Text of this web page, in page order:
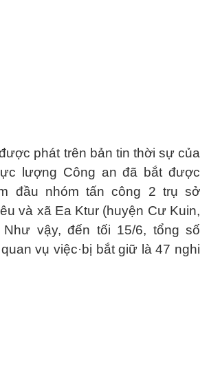
phát trên bản tin thời sự của
lượng Công an đã bắt được
đầu nhóm tấn công 2 trụ sở
và xã Ea Ktur (huyện Cư Kuin,
vậy, đến tối 15/6, tổng số
vụ việc·bị bắt giữ là 47 nghi